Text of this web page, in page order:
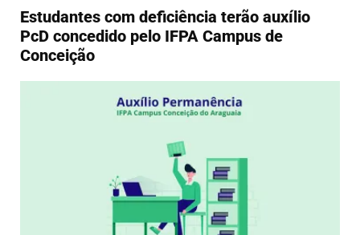
Estudantes com deficiência terão auxílio
PcD concedido pelo IFPA Campus de
Conceição